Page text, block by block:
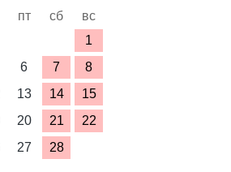
пт сб
вс
1
6 7
8
13 14
15
20 21
22
27 28